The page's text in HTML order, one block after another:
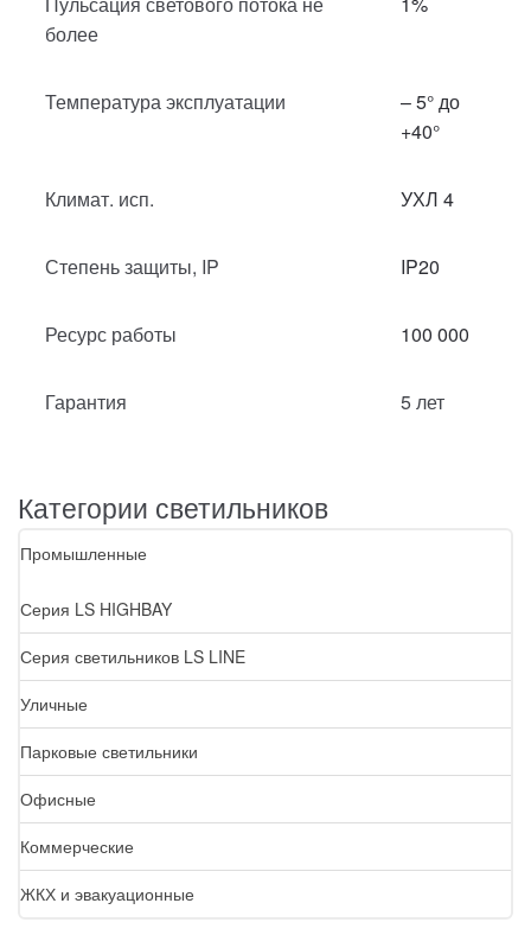
более
Температура эксплуатации
– 5° до
+40°
Климат. исп. УХЛ 4
Степень защиты, IP IP20
Ресурс работы 100 000
Гарантия 5 лет
Категории светильников
Промышленные
Серия LS HIGHBAY
Серия светильников LS LINE
Уличные
Парковые светильники
Офисные
Коммерческие
ЖКХ и эвакуационные